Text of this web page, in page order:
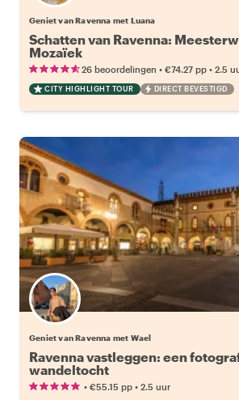
Geniet van Ravenna met Luana
Schatten van Ravenna:
Mozaïek
26 beoordelingen • €74.27 pp • 2.5
CITY HIGHLIGHT TOUR DIRECT BEVESTIGD
Geniet van Ravenna met Wael
Ravenna vastleggen: een
wandeltocht
• €55.15 pp • 2.5 uur